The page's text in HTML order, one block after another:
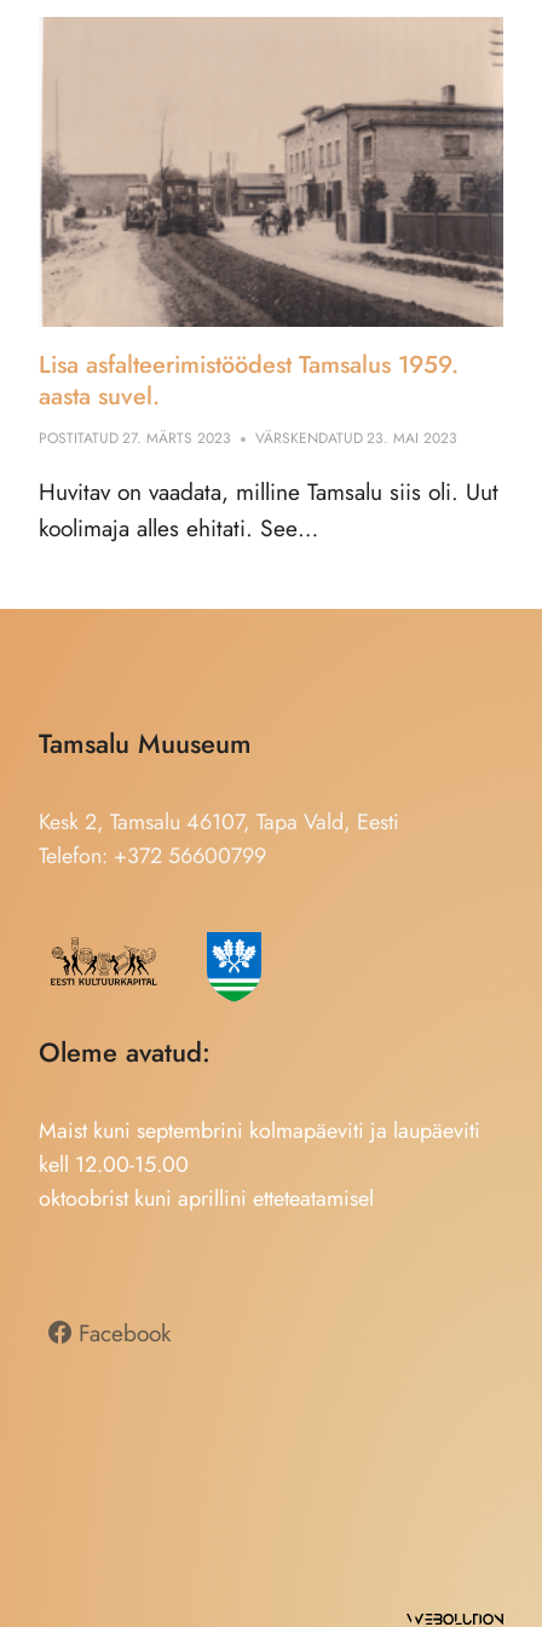
Lisa asfalteerimistöödest Tamsalus 1959.
aasta suvel.
POSTITATUD27. MÄRTS 2023 VÄRSKENDATUD23. MAI 2023
Huvitav on vaadata, milline Tamsalu siis oli. Uut
koolimaja alles ehitati. See…
Tamsalu Muuseum
Kesk 2, Tamsalu 46107, Tapa Vald, Eesti
Telefon: +372 56600799
Oleme avatud:
Maist kuni septembrini kolmapäeviti ja laupäeviti
kell 12.00-15.00
oktoobrist kuni aprillini etteteatamisel
Facebook